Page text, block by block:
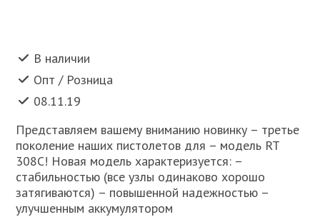
В наличии
Опт / Розница
08.11.19
Представляем вашему вниманию новинку – третье
поколение наших пистолетов для – модель RT
308C! Новая модель характеризуется: –
стабильностью (все узлы одинаково хорошо
затягиваются) – повышенной надежностью –
улучшенным аккумулятором